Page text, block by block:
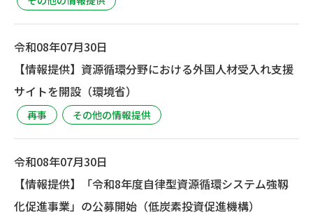
令和08年07月30日
【情報提供】資源循環分野における外国人材受入れ支援
サイトを開設（環境省）
再事 その他の情報提供
令和08年07月30日
【情報提供】「令和8年度自律型資源循環システム強靱
化促進事業」の公募開始（低炭素投資促進機構）